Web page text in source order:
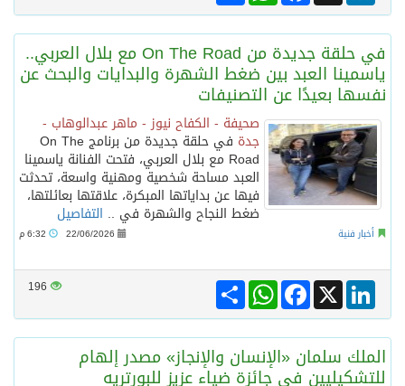
في حلقة جديدة من On The Road مع بلال العربي..
ياسمينا العبد بين ضغط الشهرة والبدايات والبحث عن
نفسها بعيدًا عن التصنيفات
صحيفة - الكفاح نيوز - ماهر عبدالوهاب -
جدة في حلقة جديدة من برنامج On The
Road مع بلال العربي، فتحت الفنانة ياسمينا
العبد مساحة شخصية ومهنية واسعة، تحدثت
فيها عن بداياتها المبكرة، علاقتها بعائلتها،
ضغط النجاح والشهرة في .. التفاصيل
أخبار فنية 22/06/2026
196 Share
WhatsAppFacebook X
LinkedIn
الملك سلمان «الإنسان والإنجاز» مصدر إلهام
للتشكيليين في جائزة ضياء عزيز للبورتريه